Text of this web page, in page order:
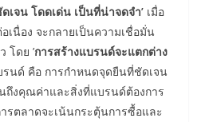
จน โดดเด่น เป็นที่น่าจดจำ’ เมื่อ
เนื่อง จะกลายเป็นความเชื่อมั่น
โดย ’การสร้างแบรนด์จะแตกต่าง
รนด์ คือ การกำหนดจุดยืนที่ชัดเจน
ถึงคุณค่าและสิ่งที่แบรนด์ต้องการ
รตลาดจะเน้นกระตุ้นการซื้อและ